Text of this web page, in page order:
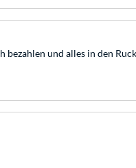
und alles in den